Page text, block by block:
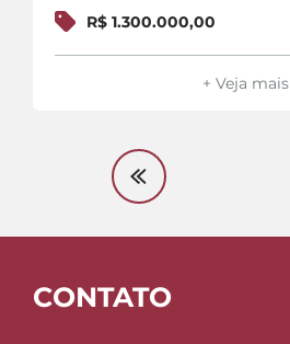
R$ 1.300.000,00
+ Veja mais
CONTATO